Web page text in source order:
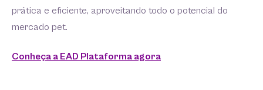
prática e eficiente, aproveitando todo o potencial do
mercado pet.
Conheça a EAD Plataforma agora